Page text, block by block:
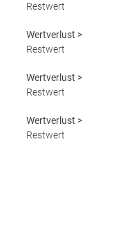
Restwert
Wertverlust >
Restwert
Wertverlust >
Restwert
Wertverlust >
Restwert